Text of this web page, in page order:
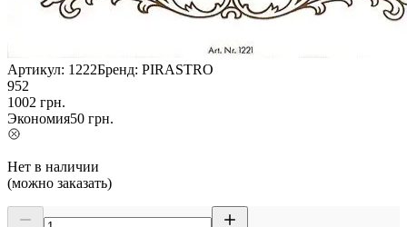
Артикул: 1222Бренд: PIRASTRO
952
1002 грн.
Экономия50 грн.
Нет в наличии
(можно заказать)